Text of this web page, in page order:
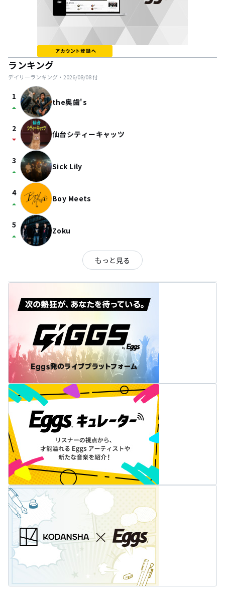
ランキング
デイリーランキング・ 2026/08/08付
1
arrow_drop_up the奥歯's
2
arrow_drop_down 仙台シティーキャッツ
3
arrow_drop_up Sick Lily
4
arrow_drop_up Boy Meets
5
arrow_drop_up Zoku
もっと見る